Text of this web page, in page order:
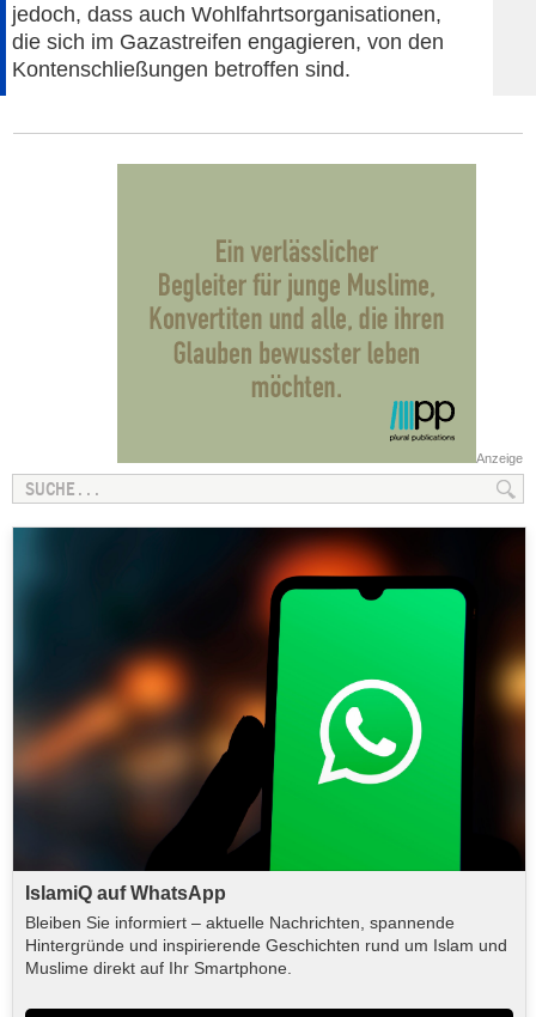
jedoch, dass auch Wohlfahrtsorganisationen,
die sich im Gazastreifen engagieren, von den
Kontenschließungen betroffen sind.
Anzeige
IslamiQ auf WhatsApp
Bleiben Sie informiert – aktuelle Nachrichten, spannende
Hintergründe und inspirierende Geschichten rund um Islam und
Muslime direkt auf Ihr Smartphone.